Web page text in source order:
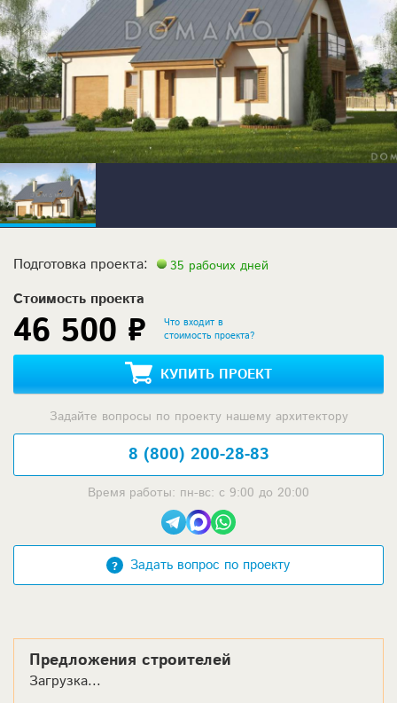
Подготовка проекта: 35 рабочих дней
Стоимость проекта
46 500 ₽
Что входит в
стоимость проекта?
КУПИТЬ ПРОЕКТ
Задайте вопросы по проекту нашему архитектору
8 (800) 200-28-83
Время работы: пн-вс: с 9:00 до 20:00
Задать вопрос по проекту
Предложения строителей
Загрузка...